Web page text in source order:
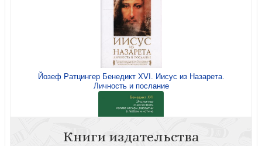
Йозеф Ратцингер Бенедикт XVI. Иисус из Назарета.
Личность и послание
Книги издательства